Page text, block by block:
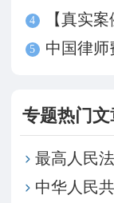
4 【真实案例】
5 中国律师费平均
专题热门文
中华人民